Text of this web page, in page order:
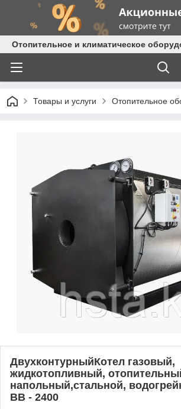
Отопительное и климатическое
Товары и услуги Отопительное
ДвухконтурныйКотел газовый,
жидкотопливный,
напольный,стальной,
BB - 2400